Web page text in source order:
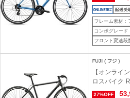
フレーム素材：
コンポグレード
フロント変速段
FUJI ( フジ )
【オンライ
ロスバイク
ク 15 (身長
27%OFF